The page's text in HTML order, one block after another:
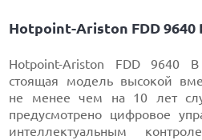
Hotpoint-Ariston FDD 9640
Hotpoint-Ariston FDD 9640
стоящая модель высокой
не менее чем на 10 лет
предусмотрено цифровое
интеллектуальным